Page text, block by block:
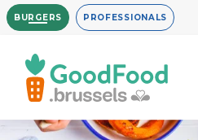
Overslaan
en
inhoud
gaan
BURGERS PROFESSIONALS